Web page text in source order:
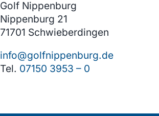
Golf Nippenburg
Nippenburg 21
71701 Schwieberdingen
info@golfnippenburg.de
Tel. 07150 3953 – 0